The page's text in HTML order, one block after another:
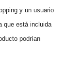
y un usuario
que está incluida
podrían